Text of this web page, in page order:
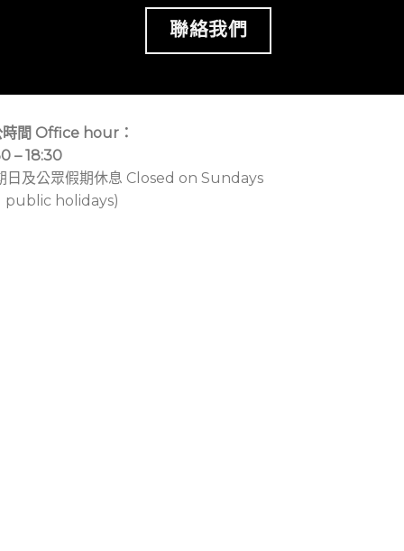
聯絡我們
時間 Office hour：
– 18:30
日及公眾假期休息 Closed on Sundays
public holidays)